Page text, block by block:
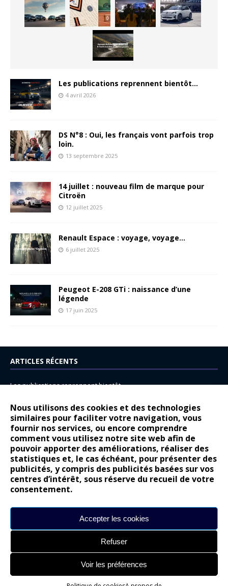
Nous utilisons des cookies et des technologies
similaires pour faciliter votre navigation, vous
fournir nos services, ou encore comprendre
comment vous utilisez notre site web afin de
pouvoir apporter des améliorations, réaliser des
statistiques et, le cas échéant, pour présenter des
publicités, y compris des publicités basées sur vos
centres d’intérêt, sous réserve du recueil de votre
consentement.
Accepter les cookies
Refuser
Voir les préférences
Les publications reprennent bientôt…
4 avril 2026
DS N°8 : Oui, les français vont parfois trop
loin.
13 septembre 2025
14 juillet : nouveau film de marque pour
Citroën
12 juillet 2025
Renault Espace : voyage, voyage…
6 juillet 2025
Peugeot E-208 GTi : naissance d’une
légende
17 juin 2025
ARTICLES RÉCENTS
Les publications reprennent bientôt…
14 juillet : nouveau film de marque pour Citroën
Renault Espace : voyage, voyage…
Peugeot E-208 GTi : naissance d’une légende
COMMENTAIRES RÉCENTS
Bernard Dardartdans
Gilly
gyo
Lancia Ypsilon : naturellement envoûtante ?